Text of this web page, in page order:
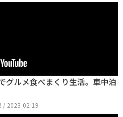
グルメ食べまくり生活。車中泊
/ 2023-02-19